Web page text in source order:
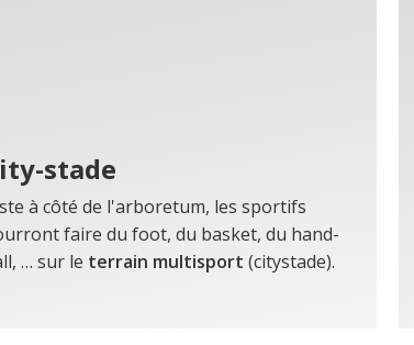
stade
à côté de l'arboretum, les sportifs
faire du foot, du basket, du hand-
… sur le terrain multisport (citystade).